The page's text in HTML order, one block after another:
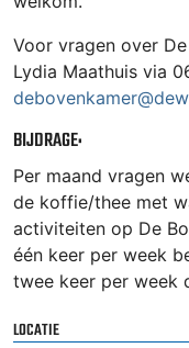
Voor vragen over
Lydia Maathuis via
BIJDRAGE:
Per maand vragen
de koffie/thee met
activiteiten op De
één keer per week
twee keer per week
LOCATIE